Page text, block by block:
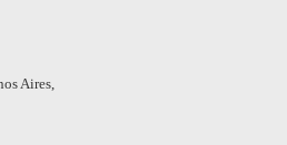
Aires,